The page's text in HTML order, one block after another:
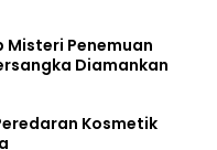
Misteri Penemuan
Diamankan
Kosmetik